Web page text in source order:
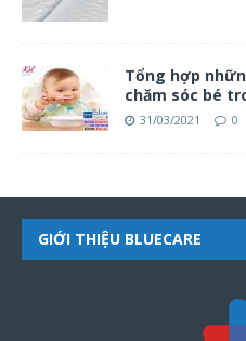
Tổng hợp
chăm sóc bé
31/03/2021 0
GIỚI THIỆU BLUECARE